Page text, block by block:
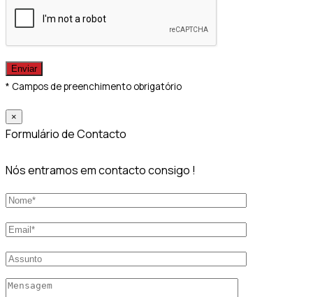
* Campos de preenchimento obrigatório
×
Formulário de Contacto
Nós entramos em contacto consigo !